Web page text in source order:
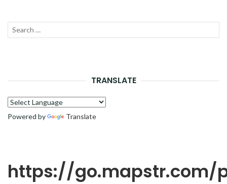
Recherche
TRANSLATE
Powered by Translate
https://go.mapstr.com/